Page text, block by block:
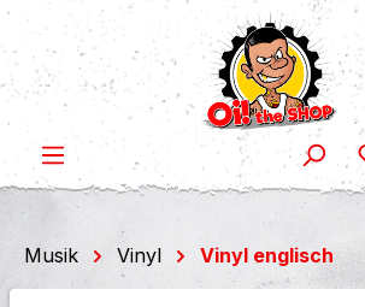
Zum Hauptinhalt springen
Musik Vinyl Vinyl englisch